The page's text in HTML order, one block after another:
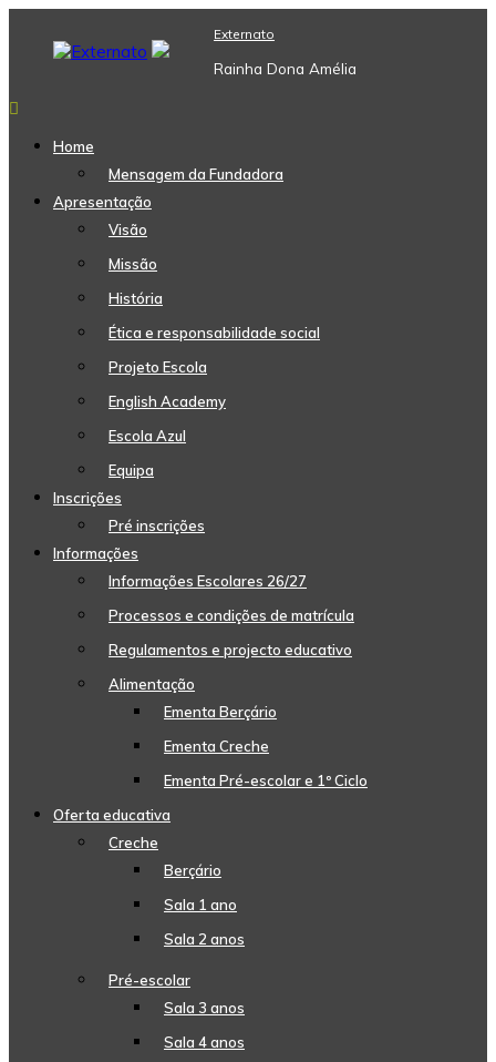
content
Externato
Rainha Dona Amélia
Home
Mensagem da Fundadora
Apresentação
Visão
Missão
História
Ética e responsabilidade social
Projeto Escola
English Academy
Escola Azul
Equipa
Inscrições
Pré inscrições
Informações
Informações Escolares 26/27
Processos e condições de matrícula
Regulamentos e projecto educativo
Alimentação
Ementa Berçário
Ementa Creche
Ementa Pré-escolar e 1º Ciclo
Oferta educativa
Creche
Berçário
Sala 1 ano
Sala 2 anos
Pré-escolar
Sala 3 anos
Sala 4 anos